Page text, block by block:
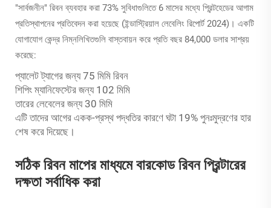
"সার্বজনীন" রিবন ব্যবহার করা 73% সুবিধাগুলিতে 6 মাসের মধ্যে প্রিন্টহেডের আগাম
প্রতিস্থাপনের প্রতিবেদন করা হয়েছে (ইন্ডাস্ট্রিয়াল লেবেলিং রিপোর্ট 2024)। একটি
যোগাযোগ কেন্দ্র নিম্নলিখিতগুলি বাস্তবায়ন করে প্রতি বছর 84,000 ডলার সাশ্রয়
করেছে:
প্যালেট ট্যাগের জন্য 75 মিমি রিবন
শিপিং ম্যানিফেস্টের জন্য 102 মিমি
তারের লেবেলের জন্য 30 মিমি
এটি তাদের আগের একক-প্রস্থ পদ্ধতির কারণে ঘটা 19% পুনঃমুদ্রণের হার
শেষ করে দিয়েছে।
সঠিক রিবন মাপের মাধ্যমে বারকোড রিবন প্রিন্টারের
দক্ষতা সর্বাধিক করা